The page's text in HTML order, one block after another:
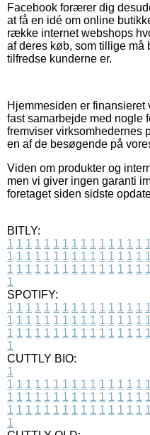
Facebook forærer dig
at få en idé om online
række internet webshops
af deres køb, som tillige må
tilfredse kunderne er.
Hjemmesiden er
fast samarbejde med nogle
fremviser virksomhedernes
en af de besøgende på
Viden om produkter og
men vi giver ingen garanti
foretaget siden sidste
BITLY:
1 1 1 1 1 1 1 1 1 1 1 1 1 1 1 1
1 1 1 1 1 1 1 1 1 1 1 1 1 1 1 1
1 1 1 1 1 1 1 1 1 1 1 1 1 1 1 1
1
SPOTIFY:
1 1 1 1 1 1 1 1 1 1 1 1 1 1 1 1
1 1 1 1 1 1 1 1 1 1 1 1 1 1 1 1
1 1 1 1 1 1 1 1 1 1 1 1 1 1 1 1
1
CUTTLY BIO:
1
1 1 1 1 1 1 1 1 1 1 1 1 1 1 1 1
1 1 1 1 1 1 1 1 1 1 1 1 1 1 1 1
1 1 1 1 1 1 1 1 1 1 1 1 1 1 1 1
1